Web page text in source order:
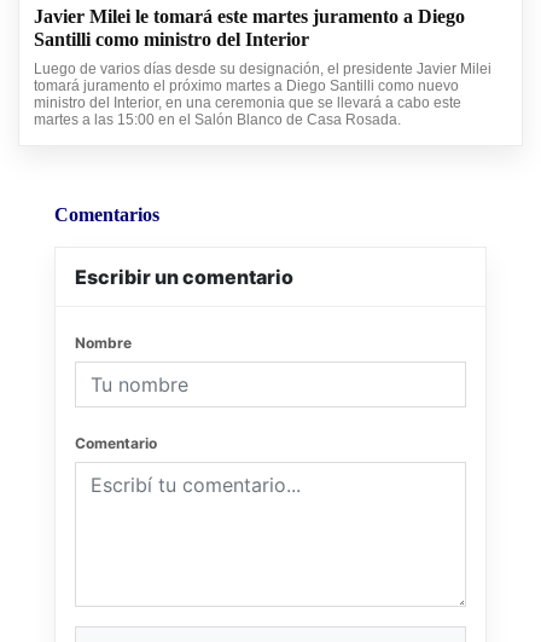
Javier Milei le tomará este martes juramento a Diego
Santilli como ministro del Interior
Luego de varios días desde su designación, el presidente Javier Milei
tomará juramento el próximo martes a Diego Santilli como nuevo
ministro del Interior, en una ceremonia que se llevará a cabo este
martes a las 15:00 en el Salón Blanco de Casa Rosada.
Comentarios
Escribir un comentario
Nombre
Comentario